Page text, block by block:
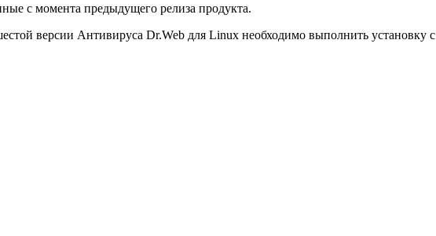
с момента предыдущего релиза продукта.
версии Антивируса Dr.Web для Linux необходимо выполнить установку с